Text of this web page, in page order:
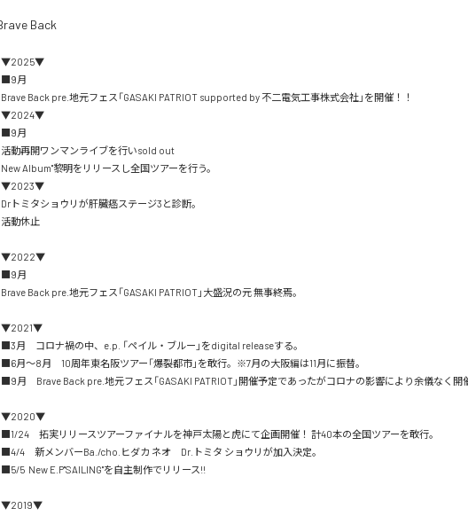
▼2025▼
■9月
Brave Back pre.地元フェス「GASAKI PATRIOT supported by 不二電気工事株式会社」を開催！！
▼2024▼
■9月
活動再開ワンマンライブを行いsold out
New Album"黎明をリリースし全国ツアーを行う。
▼2023▼
Drトミタショウリが肝臓癌ステージ3と診断。
活動休止
▼2022▼
■9月
Brave Back pre.地元フェス「GASAKI PATRIOT」大盛況の元 無事終焉。
▼2021▼
■3月　コロナ禍の中、e.p. 「ペイル・ブルー」をdigital releaseする。
■6月〜8月　10周年東名阪ツアー「爆裂都市」を敢行。※7月の大阪編は11月に振替。
■9月　Brave Back pre.地元フェス「GASAKI PATRIOT」開催予定であったがコロナの影響により余儀なく開
▼2020▼
■1/24　拓実リリースツアーファイナルを神戸太陽と虎にて企画開催！ 計40本の全国ツアーを敢行。
■4/4　新メンバーBa./cho.ヒダカ ネオ　Dr.トミタ ショウリが加入決定。
■5/5  New E.P"SAILING"を自主制作でリリース!!
▼2019▼